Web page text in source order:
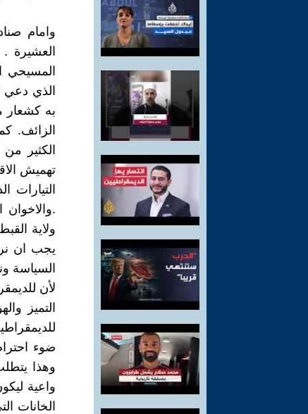
وامام
العشيرة
المسيحي
الذي دعي
به كشعار
الزائف.
الكثير
تهميش
ولاية
يجب ان
السياسة
لأن
التميز
ضوء
وهذا
واعية
الخانات